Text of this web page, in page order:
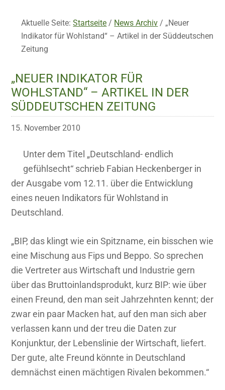
Aktuelle Seite:Startseite / News Archiv / „Neuer
Indikator für Wohlstand“ – Artikel in der Süddeutschen
Zeitung
„NEUER INDIKATOR FÜR
WOHLSTAND“ – ARTIKEL IN DER
SÜDDEUTSCHEN ZEITUNG
15. November 2010
Unter dem Titel „Deutschland- endlich
gefühlsecht“ schrieb Fabian Heckenberger in
der Ausgabe vom 12.11. über die Entwicklung
eines neuen Indikators für Wohlstand in
Deutschland.
„BIP, das klingt wie ein Spitzname, ein bisschen wie
eine Mischung aus Fips und Beppo. So sprechen
die Vertreter aus Wirtschaft und Industrie gern
über das Bruttoinlandsprodukt, kurz BIP: wie über
einen Freund, den man seit Jahrzehnten kennt; der
zwar ein paar Macken hat, auf den man sich aber
verlassen kann und der treu die Daten zur
Konjunktur, der Lebenslinie der Wirtschaft, liefert.
Der gute, alte Freund könnte in Deutschland
demnächst einen mächtigen Rivalen bekommen.“